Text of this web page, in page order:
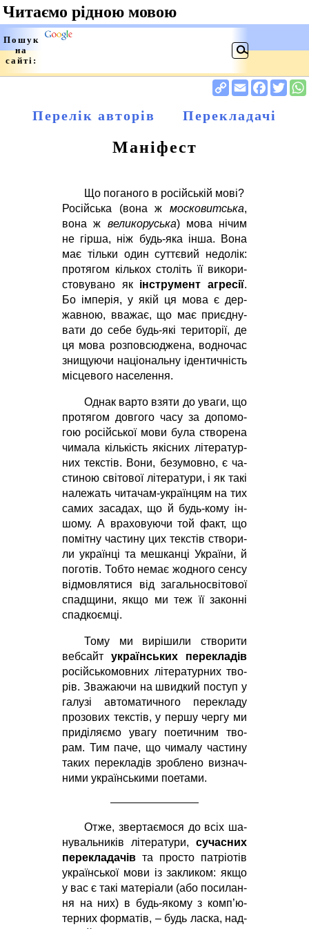
Перелік авторів Пере­кладачі
Маніфест
Що по­га­но­го в ро­сійсь­кій мо­ві?
Ро­сійсь­ка (во­на ж мос­ко­витсь­ка,
во­на ж ве­ли­ко­русь­ка) мо­ва ні­чим
не гір­ша, ніж будь-яка ін­ша. Во­на
має тіль­ки один сут­тє­вий не­до­лік:
про­тя­гом кіль­кох сто­літь її ви­ко­ри­
сто­ву­ва­но як ін­стру­мент аг­ре­сії.
Бо ім­пе­рія, у якій ця мо­ва є дер­
жав­ною, вва­жає, що має при­єд­ну­
ва­ти до се­бе будь-які те­ри­то­рії, де
ця мо­ва роз­пов­сю­дже­на, вод­но­час
зни­щу­ю­чи на­ці­о­наль­ну іден­тич­ність
міс­це­во­го на­се­лен­ня.
Однак вар­то взя­ти до ува­ги, що
про­тя­гом дов­го­го ча­су за до­по­мо­
гою ро­сійсь­кої мо­ви бу­ла ство­ре­на
чи­ма­ла кіль­кість якіс­них лі­те­ра­тур­
них текс­тів. Во­ни, бе­зу­мов­но, є ча­
сти­ною сві­то­вої лі­те­ра­ту­ри, і як та­кі
на­ле­жать чи­та­чам-ук­ра­їн­цям на тих
са­мих за­са­дах, що й будь-ко­му ін­
шо­му. А вра­хо­ву­ю­чи той факт, що
по­міт­ну ча­сти­ну цих текс­тів ство­ри­
ли ук­ра­їн­ці та меш­кан­ці Ук­ра­ї­ни, й
по­го­тів. Тоб­то не­має жод­но­го сен­су
від­мов­ля­ти­ся від за­галь­но­сві­то­вої
спад­щи­ни, як­що ми теж її за­кон­ні
спад­ко­єм­ці.
То­му ми ви­рі­ши­ли ство­ри­ти
веб­сайт ук­ра­їн­ських пе­ре­кла­дів
ро­сійсь­ко­мов­них лі­те­ра­тур­них тво­
рів. Зва­жа­ю­чи на швид­кий по­ступ у
га­лу­зі ав­то­ма­тич­но­го пе­ре­кла­ду
про­зо­вих текс­тів, у пер­шу чер­гу ми
при­ді­ля­є­мо ува­гу по­е­тич­ним тво­
рам. Тим па­че, що чи­ма­лу ча­сти­ну
та­ких пе­ре­кла­дів зро­бле­но ви­знач­
ни­ми ук­ра­їнсь­ки­ми по­е­та­ми.
От­же, звер­та­є­мо­ся до всіх ша­
ну­валь­ни­ків лі­те­ра­ту­ри, су­час­них
пе­ре­кла­да­чів та прос­то па­трі­о­тів
ук­ра­їнсь­кої мо­ви із за­кли­ком: як­що
у вас є та­кі ма­те­рі­а­ли (або по­си­лан­
ня на них) в будь-яко­му з ком­п’ю­
тер­них фор­ма­тів, – будь лас­ка, над­